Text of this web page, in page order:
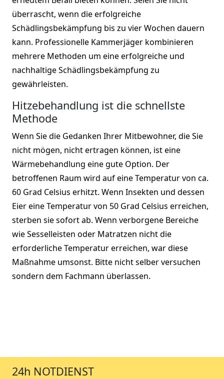
überrascht, wenn die erfolgreiche
Schädlingsbekämpfung bis zu vier Wochen dauern
kann. Professionelle Kammerjäger kombinieren
mehrere Methoden um eine erfolgreiche und
nachhaltige Schädlingsbekämpfung zu
gewährleisten.
Hitzebehandlung ist die schnellste
Methode
Wenn Sie die Gedanken Ihrer Mitbewohner, die Sie
nicht mögen, nicht ertragen können, ist eine
Wärmebehandlung eine gute Option. Der
betroffenen Raum wird auf eine Temperatur von ca.
60 Grad Celsius erhitzt. Wenn Insekten und dessen
Eier eine Temperatur von 50 Grad Celsius erreichen,
sterben sie sofort ab. Wenn verborgene Bereiche
wie Sesselleisten oder Matratzen nicht die
erforderliche Temperatur erreichen, war diese
Maßnahme umsonst. Bitte nicht selber versuchen
sondern dem Fachmann überlassen.
24h NOTDIENST